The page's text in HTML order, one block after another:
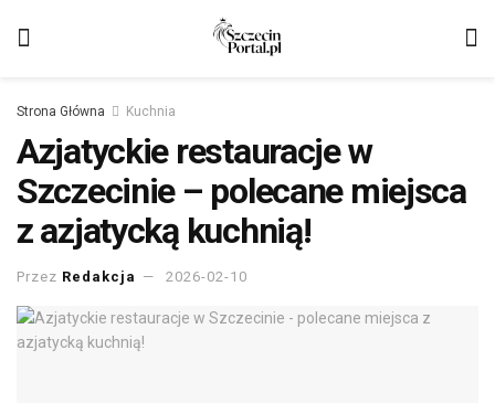
Strona Główna Kuchnia
Azjatyckie restauracje w
Szczecinie – polecane miejsca
z azjatycką kuchnią!
Przez Redakcja 2026-02-10